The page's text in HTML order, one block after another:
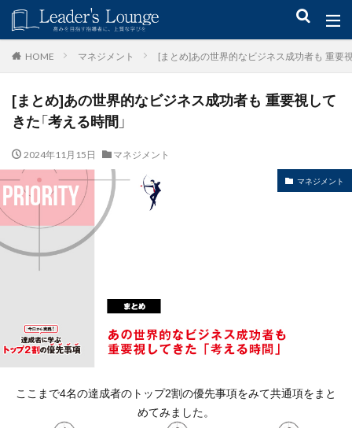
HOME マネジメント [まとめ]あの世界的なビジネス成功者も 重要
[まとめ]あの世界的なビジネス成功者も 重要視して
きた「考える時間」
2024年11月15日 マネジメント
マネジメント
ここまで4名の達成者のトップ2割の優先事項をみて共通項をまと
めてみました。
キーワード
青木仁志 モチベーションアップ 後継者育成 事業承継
新規事業
カテゴリー
検索